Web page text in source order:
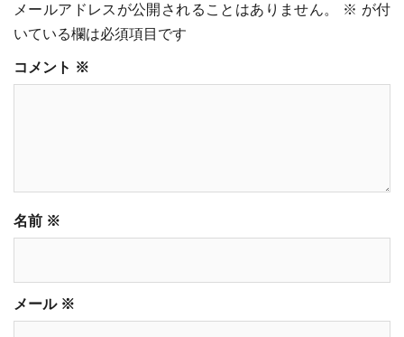
メールアドレスが公開されることはありません。 ※ が付
いている欄は必須項目です
コメント ※
名前 ※
メール ※